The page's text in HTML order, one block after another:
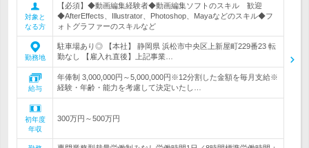
対象と
なる方
【必須】◆動画編集経験者◆動画編集ソフトのスキル 歓迎
◆AfterEffects、Illustrator、Photoshop、Mayaなどのスキル◆フ
ォトグラファーのスキルなど
勤務地
駐車場あり◎ 【本社】 静岡県 浜松市中央区上新屋町229番23 転
勤なし 【雇入れ直後】上記事業…
給与
年俸制 3,000,000円～5,000,000円※12分割した金額を毎月支給※
経験・年齢・能力を考慮して決定いたし…
初年度
年収
300万円～500万円